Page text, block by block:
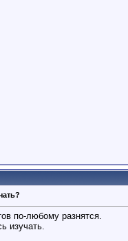
по-любому разнятся.
изучать.